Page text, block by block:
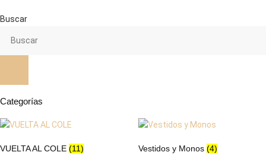
producto
Buscar
Categorías
VUELTA AL COLE (11) Vestidos y Monos (4)